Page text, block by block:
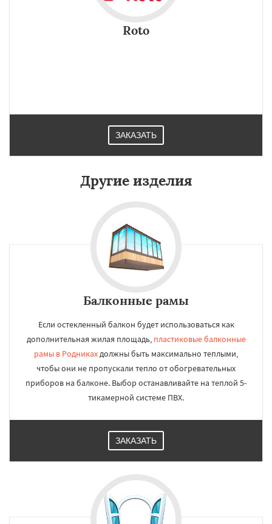
Roto
ЗАКАЗАТЬ
Другие изделия
Балконные рамы
Если остекленный балкон будет использоваться как
дополнительная жилая площадь, пластиковые балконные
рамы в Родникахдолжны быть максимально теплыми,
чтобы они не пропускали тепло от обогревательных
приборов на балконе. Выбор останавливайте на теплой 5-
тикамерной системе ПВХ.
ЗАКАЗАТЬ